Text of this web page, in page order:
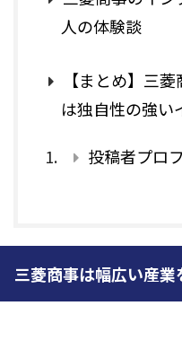
人の体験談
【まとめ】三
は独自性の強い
投稿者プロ
三菱商事は幅広い産